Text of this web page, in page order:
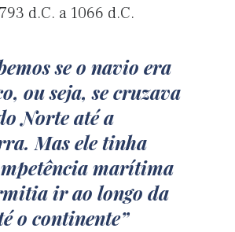
d.C. a 1066 d.C.
se o navio era
ou seja, se cruzava
Norte até a
Mas ele tinha
marítima
ir ao longo da
o continente